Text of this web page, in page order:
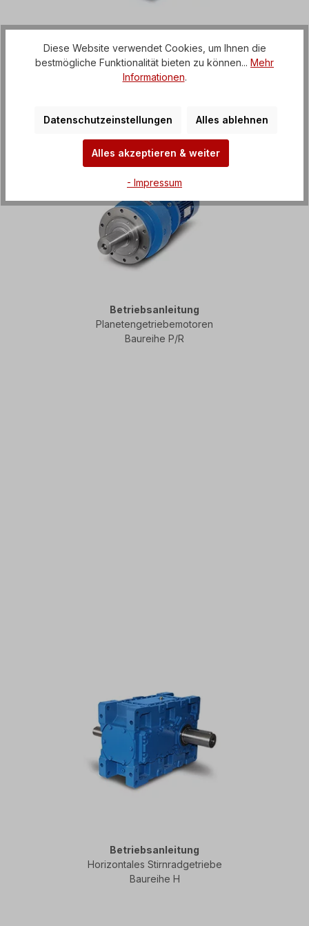
Betriebsanleitung
Flachgetriebemotoren
Baureihe D
Betriebsanleitung
Planetengetriebemotoren
Baureihe P/R
Betriebsanleitung
Horizontales Stirnradgetriebe
Baureihe H
Diese Website verwendet Cookies, um Ihnen die
bestmögliche Funktionalität bieten zu können... Mehr
Informationen.
Datenschutzeinstellungen Alles ablehnen
Alles akzeptieren & weiter
- Impressum